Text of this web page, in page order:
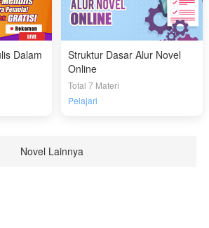
Dalam
Struktur Dasar Alur Novel
Online
Total 7 Materi
Pelajari
Novel Lainnya